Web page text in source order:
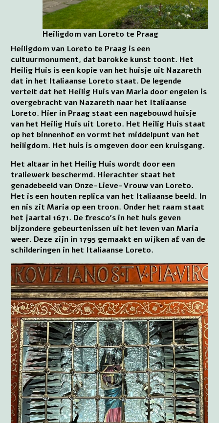
Heiligdom van Loreto te Praag
Heiligdom van Loreto te Praag is een
cultuurmonument, dat barokke kunst toont. Het
Heilig Huis is een kopie van het huisje uit Nazareth
dat in het Italiaanse Loreto staat. De legende
vertelt dat het Heilig Huis van Maria door engelen is
overgebracht van Nazareth naar het Italiaanse
Loreto. Hier in Praag staat een nagebouwd huisje
van het Heilig Huis uit Loreto. Het Heilig Huis staat
op het binnenhof en vormt het middelpunt van het
heiligdom. Het huis is omgeven door een kruisgang.
Het altaar in het Heilig Huis wordt door een
traliewerk beschermd. Hierachter staat het
genadebeeld van Onze-Lieve-Vrouw van Loreto.
Het is een houten replica van het Italiaanse beeld. In
en nis zit Maria op een troon. Onder het raam staat
het jaartal 1671. De fresco’s in het huis geven
bijzondere gebeurtenissen uit het leven van Maria
weer. Deze zijn in 1795 gemaakt en wijken af van de
schilderingen in het Italiaanse Loreto.